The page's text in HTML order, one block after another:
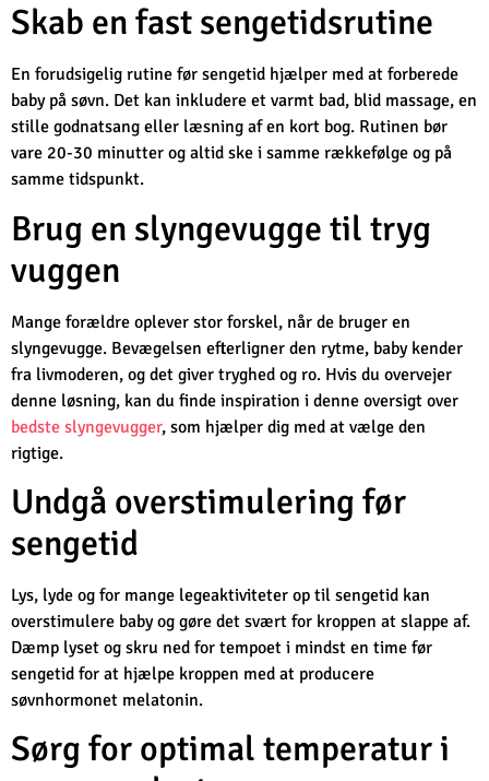
Skab en fast sengetidsrutine
En forudsigelig rutine før sengetid hjælper med at forberede
baby på søvn. Det kan inkludere et varmt bad, blid massage, en
stille godnatsang eller læsning af en kort bog. Rutinen bør
vare 20-30 minutter og altid ske i samme rækkefølge og på
samme tidspunkt.
Brug en slyngevugge til tryg
vuggen
Mange forældre oplever stor forskel, når de bruger en
slyngevugge. Bevægelsen efterligner den rytme, baby kender
fra livmoderen, og det giver tryghed og ro. Hvis du overvejer
denne løsning, kan du finde inspiration i denne oversigt over
bedste slyngevugger, som hjælper dig med at vælge den
rigtige.
Undgå overstimulering før
sengetid
Lys, lyde og for mange legeaktiviteter op til sengetid kan
overstimulere baby og gøre det svært for kroppen at slappe af.
Dæmp lyset og skru ned for tempoet i mindst en time før
sengetid for at hjælpe kroppen med at producere
søvnhormonet melatonin.
Sørg for optimal temperatur i